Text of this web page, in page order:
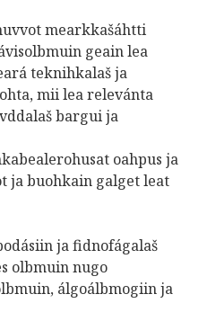
mearkkašáhtti
geain lea
teknihkalaš ja
mii lea relevánta
bargui ja
oahpus ja
ja buohkain galget leat
ja fidnofágalaš
olbmuin nugo
álgoálbmogiin ja